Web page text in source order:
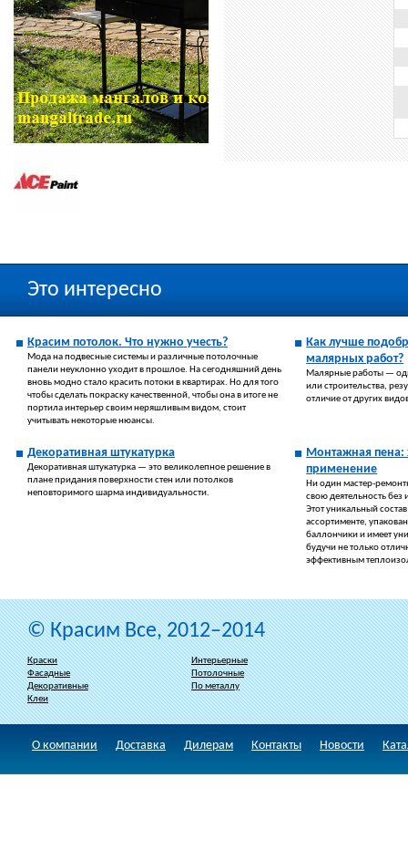
Это интересно
Красим потолок. Что нужно учесть?
Мода на подвесные системы и различные потолочные
панели неуклонно уходит в прошлое. На сегодняшний день
вновь модно стало красить потоки в квартирах. Но для того
чтобы сделать покраску качественной, чтобы она в итоге не
портила интерьер своим неряшливым видом, стоит
учитывать некоторые нюансы.
Как лучше
малярных работ?
Малярные работы —
или строительства,
отличие от других
Декоративная штукатурка
Декоративная штукатурка — это великолепное решение в
плане придания поверхности стен или потолков
неповторимого шарма индивидуальности.
Монтажная пена:
применение
Ни один мастер-
свою деятельность без
Этот уникальный
ассортименте,
баллончики и имеет
будучи не только
эффективным
© Красим Все, 2012–2014
Краски
Интерьерные
Фасадные
Потолочные
Декоративные
По металлу
Клеи
О компании Доставка Дилерам Контакты Новости